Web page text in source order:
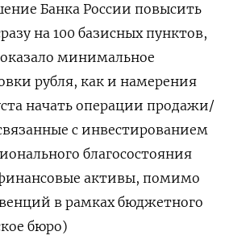
Банка России повысить
на 100 базисных пунктов,
минимальное
рубля, как и намерения
начать операции продажи/
с инвестированием
благосостояния
активы, помимо
в рамках бюджетного
бюро)